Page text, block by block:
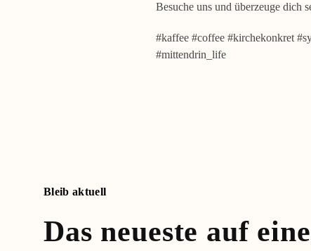
Besuche uns und überzeuge dich
#kaffee #coffee #kirchekonkret
#mittendrin_life
Bleib aktuell
Das neueste auf